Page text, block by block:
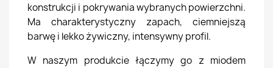
konstrukcji i pokrywania wybranych powierzchni.
Ma charakterystyczny zapach, ciemniejszą
barwę i lekko żywiczny, intensywny profil.
W naszym produkcie łączymy go z miodem